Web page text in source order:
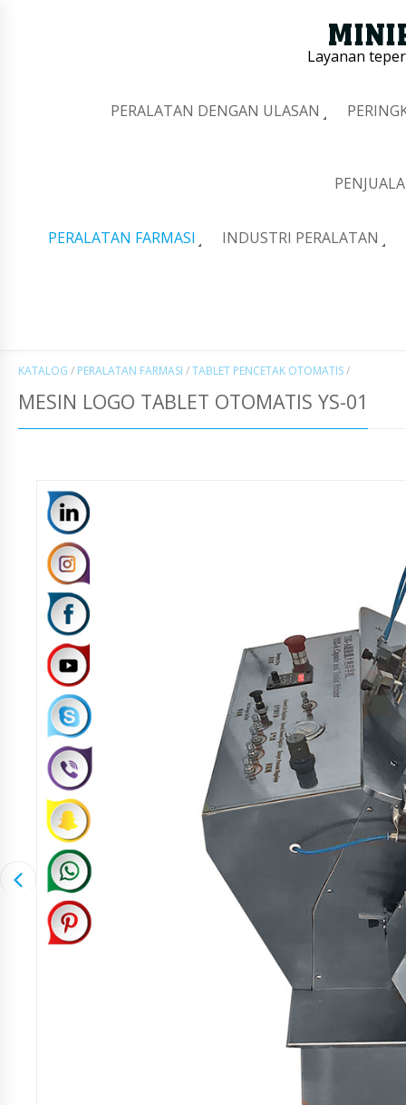
Layanan
PERALATAN DENGAN ULASAN
PERALATAN FARMASI INDUSTRI PERALATAN
KATALOG / PERALATAN FARMASI /TABLET PENCETAK OTOMATIS/
MESIN LOGO TABLET OTOMATIS YS-01